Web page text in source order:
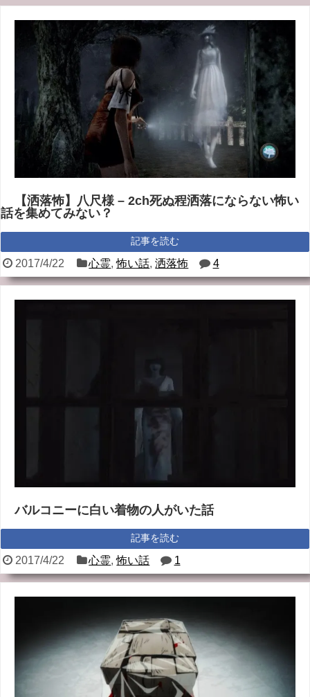
【洒落怖】八尺様 – 2ch死ぬ程洒落にならない怖い
話を集めてみない？
記事を読む
2017/4/22 心霊,怖い話,洒落怖 4
バルコニーに白い着物の人がいた話
記事を読む
2017/4/22 心霊,怖い話 1